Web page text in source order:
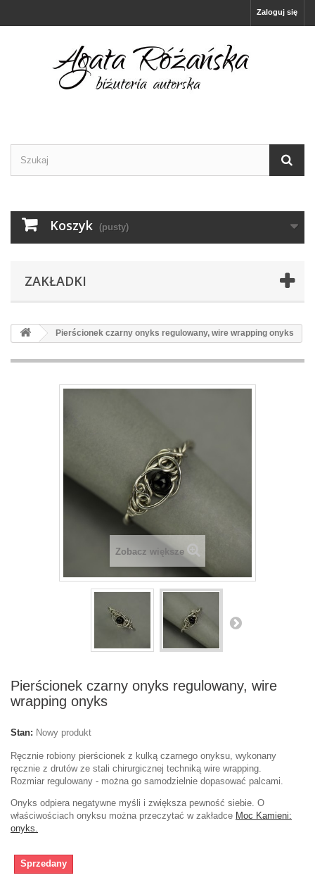
Zaloguj się
Koszyk (pusty)
ZAKŁADKI
Pierścionek czarny onyks regulowany, wire wrapping onyks
Zobacz większe
Pierścionek czarny onyks regulowany, wire
wrapping onyks
Stan: Nowy produkt
Ręcznie robiony pierścionek z kulką czarnego onyksu, wykonany
ręcznie z drutów ze stali chirurgicznej techniką wire wrapping.
Rozmiar regulowany - można go samodzielnie dopasować palcami.
Onyks odpiera negatywne myśli i zwiększa pewność siebie. O
właściwościach onyksu można przeczytać w zakładce Moc Kamieni:
onyks.
Sprzedany